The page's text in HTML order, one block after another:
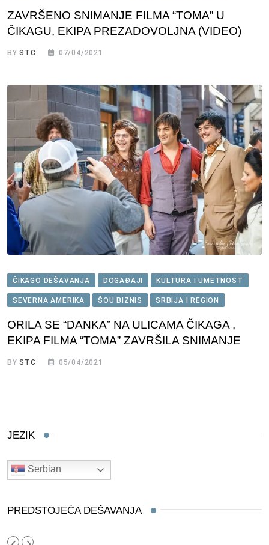
ZAVRŠENO SNIMANJE FILMA “TOMA” U
ČIKAGU, EKIPA PREZADOVOLJNA (VIDEO)
BYSTC 07/04/2021
ČIKAGO DEŠAVANJA DOGAĐAJI KULTURA I UMETNOST
SEVERNA AMERIKA ŠOU BIZNIS SRBIJA I REGION
ORILA SE “DANKA” NA ULICAMA ČIKAGA ,
EKIPA FILMA “TOMA” ZAVRŠILA SNIMANJE
BYSTC 05/04/2021
JEZIK
Serbian
PREDSTOJEĆA DEŠAVANJA